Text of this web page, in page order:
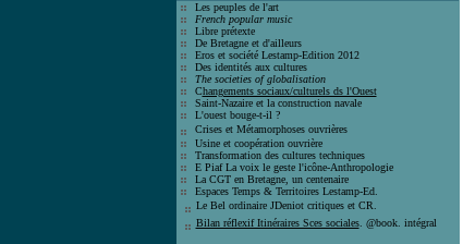
Les peuples de l'art
French popular music
Libre prétexte
De Bretagne et d'ailleurs
Eros et sociétéLestamp-Edition 2012
Des identités aux cultures
The societies of globalisation
Changements sociaux/culturels ds l'Ouest
Saint-Nazaire et la construction navale
L'ouest bouge-t-il ?
Crises et Métamorphoses ouvrières
Usine et coopération ouvrière
Transformation des cultures techniques
E Piaf La voix le geste l'icône-Anthropologie
La CGT en Bretagne, un centenaire
Espaces Temps & Territoires Lestamp-Ed.
Le Bel ordinaire JDeniot critiqueset CR.
Bilan réflexif Itinéraires Sces sociales. @book. intégral